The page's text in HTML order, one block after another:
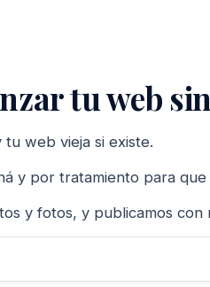
tu web
web vieja si existe.
y por tratamiento para
y fotos, y publicamos con